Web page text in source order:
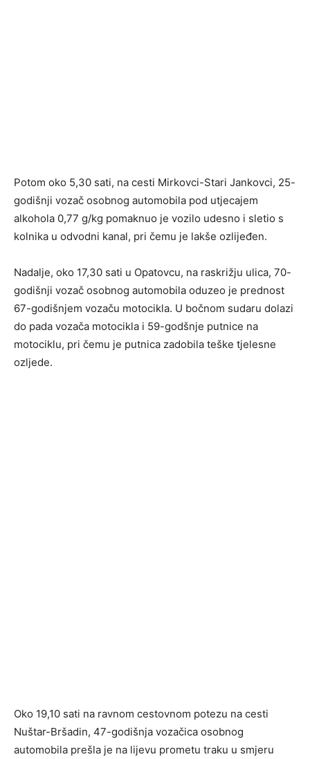
Potom oko 5,30 sati, na cesti Mirkovci-Stari Jankovci, 25-
godišnji vozač osobnog automobila pod utjecajem
alkohola 0,77 g/kg pomaknuo je vozilo udesno i sletio s
kolnika u odvodni kanal, pri čemu je lakše ozlijeđen.
Nadalje, oko 17,30 sati u Opatovcu, na raskrižju ulica, 70-
godišnji vozač osobnog automobila oduzeo je prednost
67-godišnjem vozaču motocikla. U bočnom sudaru dolazi
do pada vozača motocikla i 59-godšnje putnice na
motociklu, pri čemu je putnica zadobila teške tjelesne
ozljede.
Oko 19,10 sati na ravnom cestovnom potezu na cesti
Nuštar-Bršadin, 47-godišnja vozačica osobnog
automobila prešla je na lijevu prometu traku u smjeru